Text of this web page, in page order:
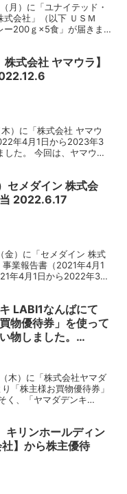
月）に「ユナイテッド・
会社」（以下 ＵＳＭ
ー200ｇ×5食」が届きま
株式会社 ヤマウラ】
）に「株式会社 ヤマウ
年4月1日から2023年3
した。 今回は、ヤマウラ
セメダイン 株式会
2022.6.17
金）に「セメダイン 株式
業報告書（2021年4月1
年4月1日から2022年3月
LABI1なんばにて
物優待券」を使って
物しました。
木）に「株式会社ヤマダ
「株主様お買物優待券」
く、「ヤマダデンキ
キリンホールディン
】から株主優待